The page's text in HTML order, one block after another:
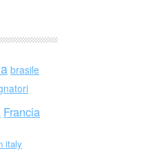
brasile
Francia
italy